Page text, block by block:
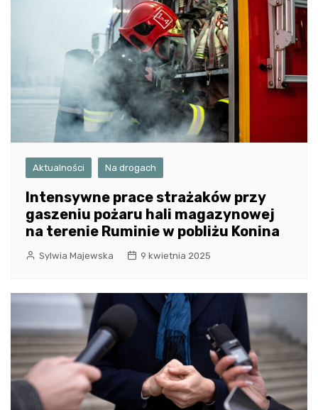
Aktualności Na drogach
Intensywne prace strażaków przy
gaszeniu pożaru hali magazynowej
na terenie Ruminie w pobliżu Konina
Sylwia Majewska 9 kwietnia 2025